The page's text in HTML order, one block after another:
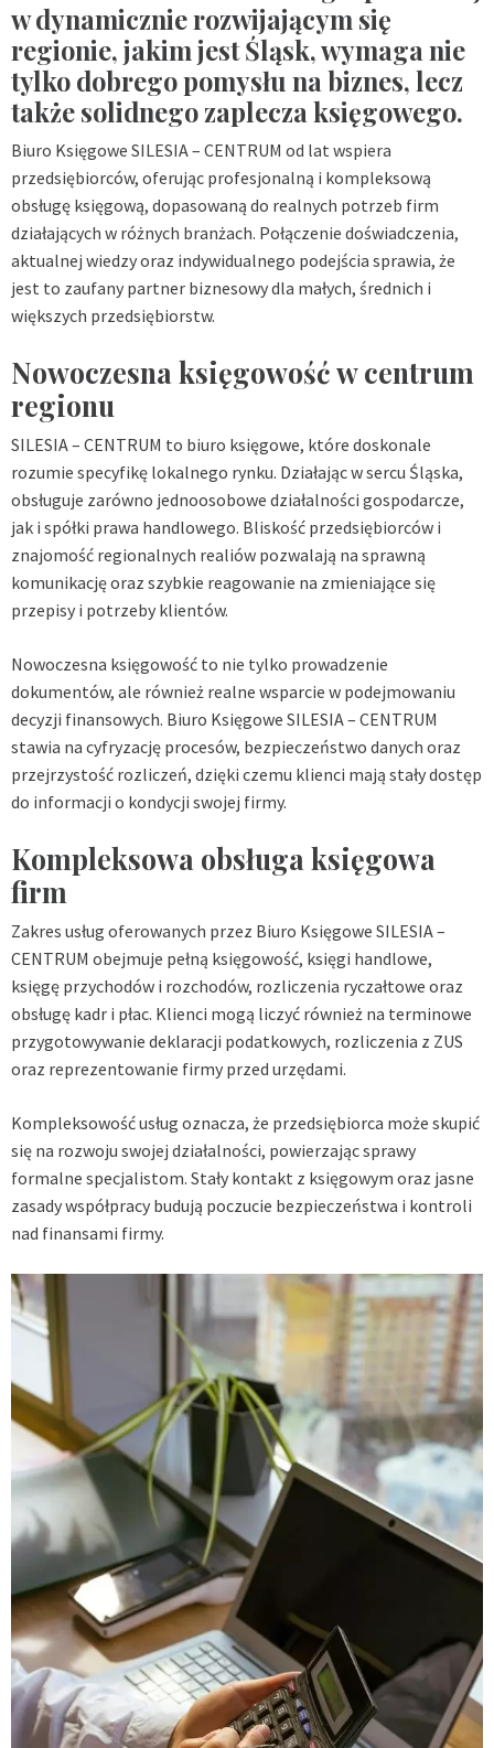
w dynamicznie rozwijającym się
regionie, jakim jest Śląsk, wymaga nie
tylko dobrego pomysłu na biznes, lecz
także solidnego zaplecza księgowego.
Biuro Księgowe SILESIA – CENTRUM od lat wspiera
przedsiębiorców, oferując profesjonalną i kompleksową
obsługę księgową, dopasowaną do realnych potrzeb firm
działających w różnych branżach. Połączenie doświadczenia,
aktualnej wiedzy oraz indywidualnego podejścia sprawia, że
jest to zaufany partner biznesowy dla małych, średnich i
większych przedsiębiorstw.
Nowoczesna księgowość w centrum
regionu
SILESIA – CENTRUM to biuro księgowe, które doskonale
rozumie specyfikę lokalnego rynku. Działając w sercu Śląska,
obsługuje zarówno jednoosobowe działalności gospodarcze,
jak i spółki prawa handlowego. Bliskość przedsiębiorców i
znajomość regionalnych realiów pozwalają na sprawną
komunikację oraz szybkie reagowanie na zmieniające się
przepisy i potrzeby klientów.
Nowoczesna księgowość to nie tylko prowadzenie
dokumentów, ale również realne wsparcie w podejmowaniu
decyzji finansowych. Biuro Księgowe SILESIA – CENTRUM
stawia na cyfryzację procesów, bezpieczeństwo danych oraz
przejrzystość rozliczeń, dzięki czemu klienci mają stały dostęp
do informacji o kondycji swojej firmy.
Kompleksowa obsługa księgowa
firm
Zakres usług oferowanych przez Biuro Księgowe SILESIA –
CENTRUM obejmuje pełną księgowość, księgi handlowe,
księgę przychodów i rozchodów, rozliczenia ryczałtowe oraz
obsługę kadr i płac. Klienci mogą liczyć również na terminowe
przygotowywanie deklaracji podatkowych, rozliczenia z ZUS
oraz reprezentowanie firmy przed urzędami.
Kompleksowość usług oznacza, że przedsiębiorca może skupić
się na rozwoju swojej działalności, powierzając sprawy
formalne specjalistom. Stały kontakt z księgowym oraz jasne
zasady współpracy budują poczucie bezpieczeństwa i kontroli
nad finansami firmy.